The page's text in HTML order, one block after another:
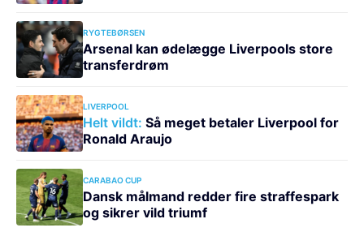
RYGTEBØRSEN
Arsenal kan ødelægge Liverpools store
transferdrøm
LIVERPOOL
Helt vildt: Så meget betaler Liverpool for
Ronald Araujo
CARABAO CUP
Dansk målmand redder fire straffespark
og sikrer vild triumf